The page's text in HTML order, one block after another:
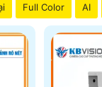
Full Color AI